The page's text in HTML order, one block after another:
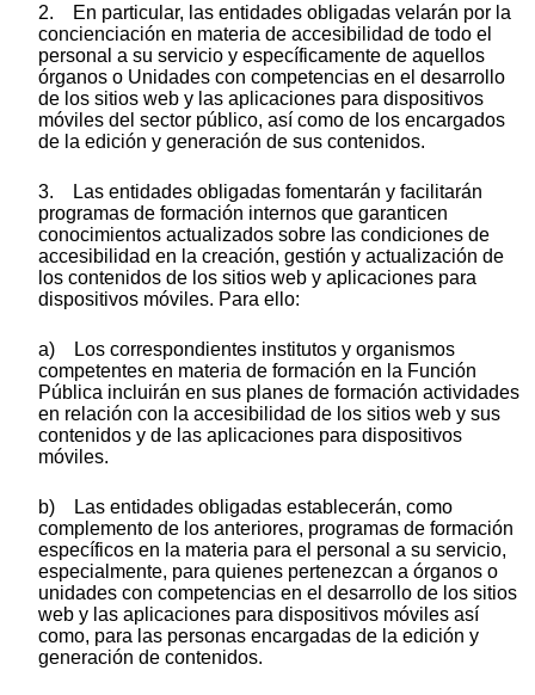
2. En particular, las entidades obligadas velarán por la
concienciación en materia de accesibilidad de todo el
personal a su servicio y específicamente de aquellos
órganos o Unidades con competencias en el desarrollo
de los sitios web y las aplicaciones para dispositivos
móviles del sector público, así como de los encargados
de la edición y generación de sus contenidos.
3. Las entidades obligadas fomentarán y facilitarán
programas de formación internos que garanticen
conocimientos actualizados sobre las condiciones de
accesibilidad en la creación, gestión y actualización de
los contenidos de los sitios web y aplicaciones para
dispositivos móviles. Para ello:
a) Los correspondientes institutos y organismos
competentes en materia de formación en la Función
Pública incluirán en sus planes de formación actividades
en relación con la accesibilidad de los sitios web y sus
contenidos y de las aplicaciones para dispositivos
móviles.
b) Las entidades obligadas establecerán, como
complemento de los anteriores, programas de formación
específicos en la materia para el personal a su servicio,
especialmente, para quienes pertenezcan a órganos o
unidades con competencias en el desarrollo de los sitios
web y las aplicaciones para dispositivos móviles así
como, para las personas encargadas de la edición y
generación de contenidos.